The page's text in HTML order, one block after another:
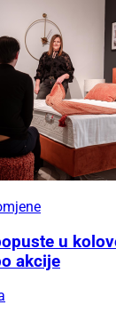
u
akcije